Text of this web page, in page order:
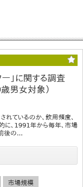
」に関する調査
男女対象）
れているのか、飲用頻度、
に、1991年から毎年、市場
後の...
市場規模